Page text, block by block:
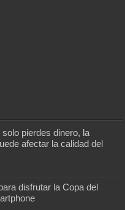
pierdes dinero, la
afectar la calidad del
disfrutar la Copa del